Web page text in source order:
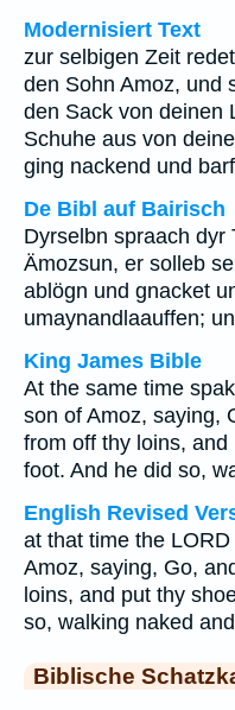
Modernisiert Text
zur selbigen Zeit
den Sohn Amoz, und
den Sack von deinen
Schuhe aus von
ging nackend und
De Bibl auf Bairisch
Dyrselbn spraach dyr
Ämozsun, er solleb
ablögn und gnacket
umaynandlaauffen;
King James Bible
At the same time
son of Amoz, saying,
from off thy loins,
foot. And he did so,
English Revised
at that time the
Amoz, saying, Go,
loins, and put thy
so, walking naked
Biblische